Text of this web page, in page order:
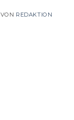
VON REDAKTION